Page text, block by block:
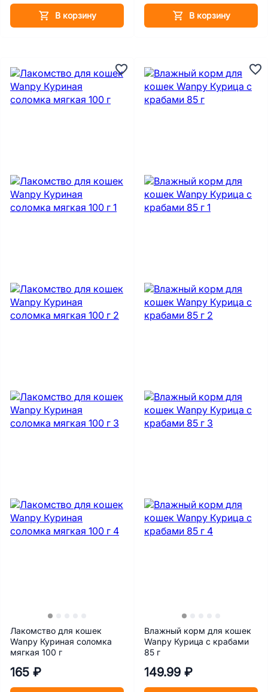
В корзину В корзину
Лакомство для кошек
Wanpy Куриная соломка
мягкая 100 г
165 ₽
Влажный корм для кошек
Wanpy Курица с крабами
85 г
149.99 ₽